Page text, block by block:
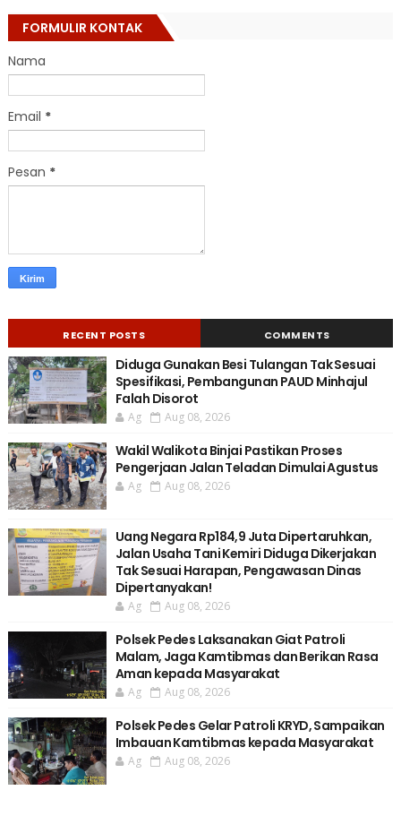
FORMULIR KONTAK
Nama
Email *
Pesan *
RECENT POSTS COMMENTS
Diduga Gunakan Besi Tulangan Tak Sesuai
Spesifikasi, Pembangunan PAUD Minhajul
Falah Disorot
Ag Aug 08, 2026
Wakil Walikota Binjai Pastikan Proses
Pengerjaan Jalan Teladan Dimulai Agustus
Ag Aug 08, 2026
Uang Negara Rp184,9 Juta Dipertaruhkan,
Jalan Usaha Tani Kemiri Diduga Dikerjakan
Tak Sesuai Harapan, Pengawasan Dinas
Dipertanyakan!
Ag Aug 08, 2026
Polsek Pedes Laksanakan Giat Patroli
Malam, Jaga Kamtibmas dan Berikan Rasa
Aman kepada Masyarakat
Ag Aug 08, 2026
Polsek Pedes Gelar Patroli KRYD, Sampaikan
Imbauan Kamtibmas kepada Masyarakat
Ag Aug 08, 2026